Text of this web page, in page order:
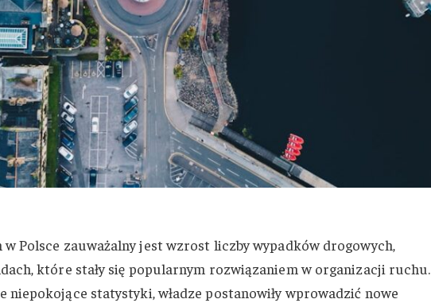
Polsce zauważalny jest wzrost liczby wypadków drogowych,
które stały się popularnym rozwiązaniem w organizacji ruchu.
niepokojące statystyki, władze postanowiły wprowadzić nowe